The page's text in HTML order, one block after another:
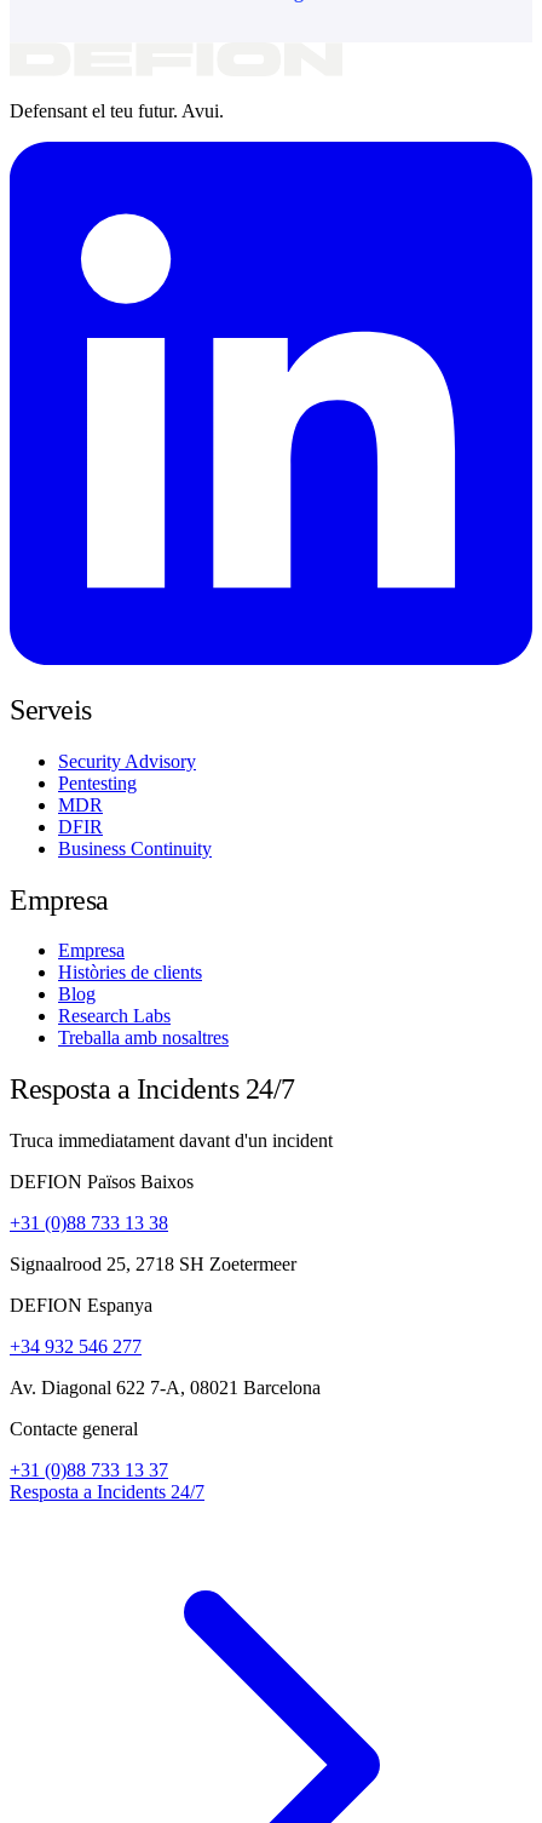
Defensant el teu futur. Avui.
Serveis
Security Advisory
Pentesting
MDR
DFIR
Business Continuity
Empresa
Empresa
Històries de clients
Blog
Research Labs
Treballa amb nosaltres
Resposta a Incidents 24/7
Truca immediatament davant d'un incident
DEFION Països Baixos
+31 (0)88 733 13 38
Signaalrood 25, 2718 SH Zoetermeer
DEFION Espanya
+34 932 546 277
Av. Diagonal 622 7-A, 08021 Barcelona
Contacte general
+31 (0)88 733 13 37
Resposta a Incidents 24/7